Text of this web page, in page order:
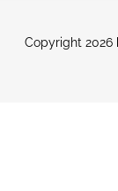
Copyright 2026